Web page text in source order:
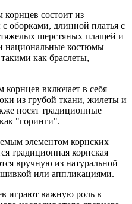
состоит из
оборками, длинной платья с
шерстяных плащей и
костюмы
как браслеты,
включает в себя
из грубой ткани, жилеты и
носят традиционные
"горинги".
элементом корнских
традиционная корнская
вручную из натуральной
или аппликациями.
играют важную роль в